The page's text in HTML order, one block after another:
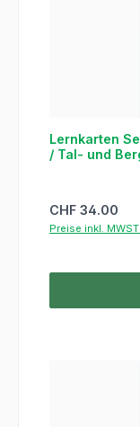
Lernkarten
/ Tal- und
Regulärer Preis:
CHF 34.00
Preise inkl.